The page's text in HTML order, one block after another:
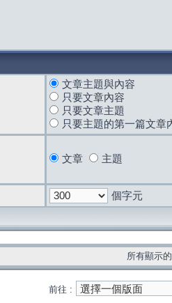
文章主題與內容
只要文章內容
只要文章主題
只要主題的第一篇文章
文章 主題
個字元
所有顯示
前往 :